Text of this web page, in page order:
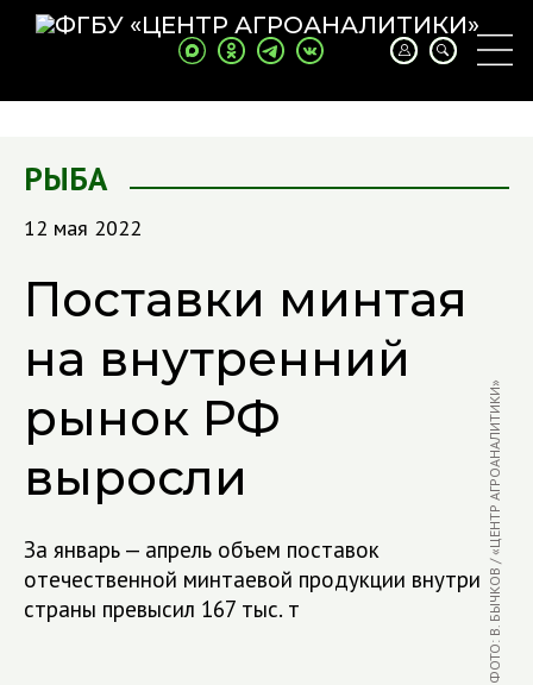
РЫБА
12 мая 2022
Поставки минтая
на внутренний
рынок РФ
выросли
За январь — апрель объем поставок
отечественной минтаевой продукции внутри
страны превысил 167 тыс. т
ФОТО: В. БЫЧКОВ / «ЦЕНТР АГРОАНАЛИТИКИ»